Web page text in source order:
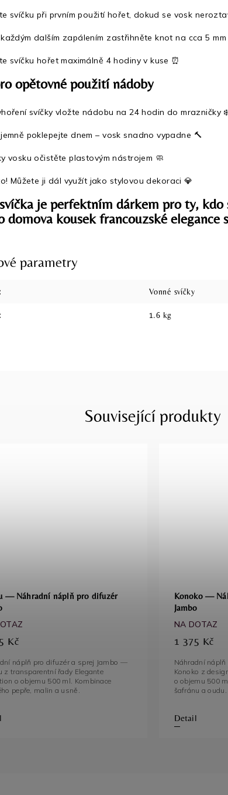
svíčku při prvním použití hořet, dokud se vosk
dalším zapálením zastřihněte knot na cca 5
svíčku hořet maximálně 4 hodiny v kuse ⏰
opětovné použití nádoby
svíčky vložte nádobu na 24 hodin do mrazničky
poklepejte dnem – vosk snadno vypadne 🔨
vosku očistěte plastovým nástrojem 🧼
Můžete ji dál využít jako stylovou dekoraci 💎
je perfektním dárkem pro ty,
domova kousek francouzské elegance
parametry
Vonné svíčky
1.6 kg
Související produkty
— Náhradní náplň pro difuzér
Kč
náplň pro difuzér a sprej Jambo —
z transparentní řady Elegante
o objemu 500 ml. Kombinace
Konoko —
Jambo
NA DOTAZ
1 375 Kč
Detail
Náhradní
Konoko z
o objemu 500